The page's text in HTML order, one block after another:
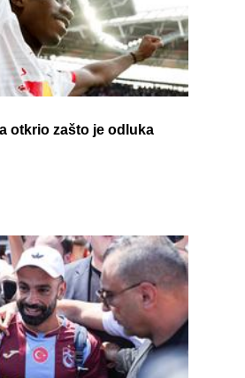
otkrio zašto je odluka